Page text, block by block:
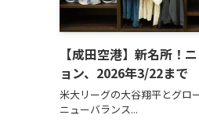
【成田空港】新名所！
ョン、2026年3/22まで
米大リーグの大谷翔平とグロ
ニューバランス...